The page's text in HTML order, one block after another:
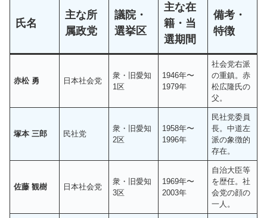
氏名
主な所
属政党
議院・
選挙区
主な在
籍・当
選期間
備考・
特徴
赤松 勇 日本社会党
衆・旧愛知
1区
1946年〜
1979年
社会党右派
の重鎮。赤
松広隆氏の
父。
塚本 三郎 民社党
衆・旧愛知
2区
1958年〜
1996年
民社党委員
長。中道左
派の象徴的
存在。
佐藤 観樹 日本社会党
衆・旧愛知
3区
1969年〜
2003年
自治大臣等
を歴任。社
会党の顔の
一人。